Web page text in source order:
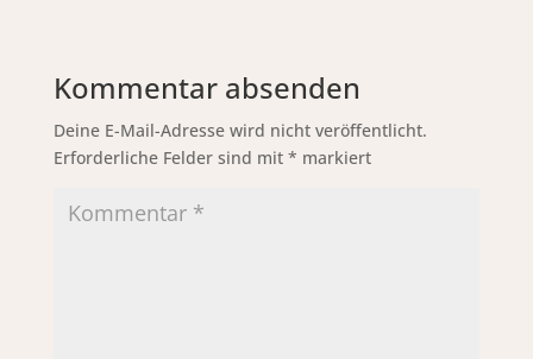
Kommentar absenden
Deine E-Mail-Adresse wird nicht veröffentlicht.
Erforderliche Felder sind mit * markiert